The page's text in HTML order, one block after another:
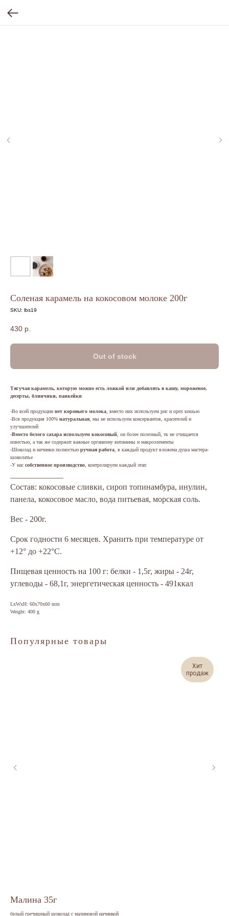
Соленая карамель на кокосовом молоке 200г
SKU: lbs19
430 р.
Out of stock
Тягучая карамель, которую можно есть ложкой или добавлять в кашу, мороженое,
десерты, блинчики, панкейки
-Во всей продукции нет коровьего молока , вместо них используем рис и орех кешью
-Вся продукция 100% натуральная , мы не используем консервантов, красителей и
улучшителей
-Вместо белого сахара используем кокосовый , он более полезный, тк не очищается
известью, а так же содержит важные организму витамины и макроэлементы
-Шоколад и начинки полностью ручная работа , в каждый продукт вложена душа мастера-
шоколатье
-У нас собственное производство , контролируем каждый этап
Состав: кокосовые сливки, сироп топинамбура, инулин,
панела, кокосовое масло, вода питьевая, морская соль.
Вес - 200г.
Срок годности 6 месяцев. Хранить при температуре от
+12° до +22°С.
Пищевая ценность на 100 г: белки - 1,5г, жиры - 24г,
углеводы - 68,1г, энергетическая ценность - 491ккал
LxWxH: 60x70x60 mm
Weight: 400 g
Популярные товары
Хит
продаж
Малина 35г
белый гречишный шоколад с малиновой начинкой